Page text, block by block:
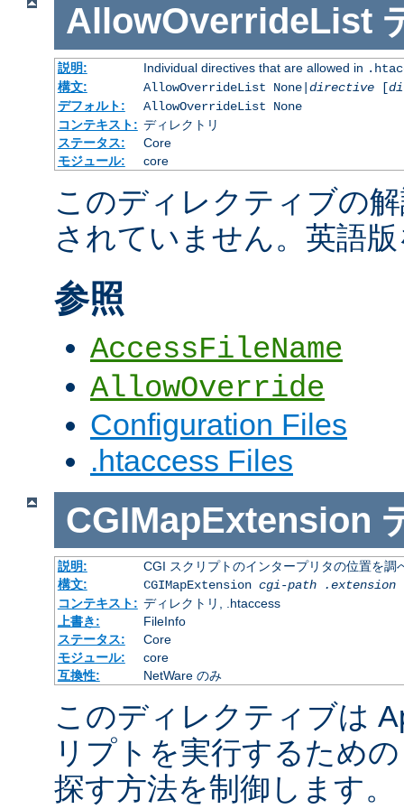
AllowOverrideList
説明: Individual directives that are allowed in
構文:
AllowOverrideList None| directive[
デフォルト:
AllowOverrideList None
コンテキスト: ディレクトリ
ステータス:
Core
モジュール:
core
このディレクティブの
されていません。英語
参照
AccessFileName
AllowOverride
Configuration Files
.htaccess Files
CGIMapExtension
説明:
CGI スクリプトのインタープリタの位置を調
構文:
CGIMapExtension cgi-path
.extension
コンテキスト: ディレクトリ, .htaccess
上書き:
FileInfo
ステータス:
Core
モジュール:
core
互換性:
NetWare のみ
このディレクティブは
リプトを実行するため
探す方法を制御します